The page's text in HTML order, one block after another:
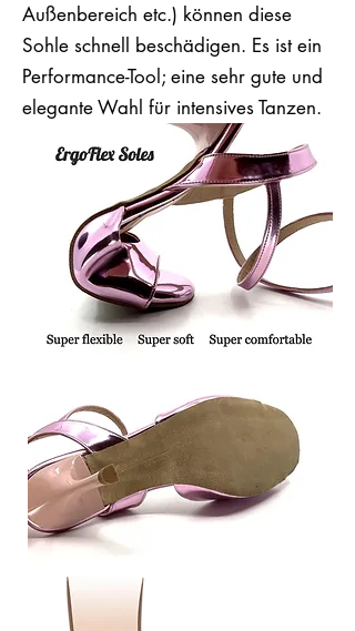
Außenbereich etc.) können diese
Sohle schnell beschädigen. Es ist ein
Performance-Tool; eine sehr gute und
elegante Wahl für intensives Tanzen.